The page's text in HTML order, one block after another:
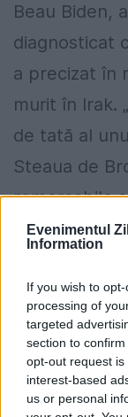
Evenimentul
Information
If you wish to
processing of
targeted
section to
opt-out request
interest-based
us or personal
Beau Biden,
diagnosticat
a precizat în
murit în Irak.
de tată al
Steaua de
remarcabile
spus Biden.
murit la
cancer
2022
public pe